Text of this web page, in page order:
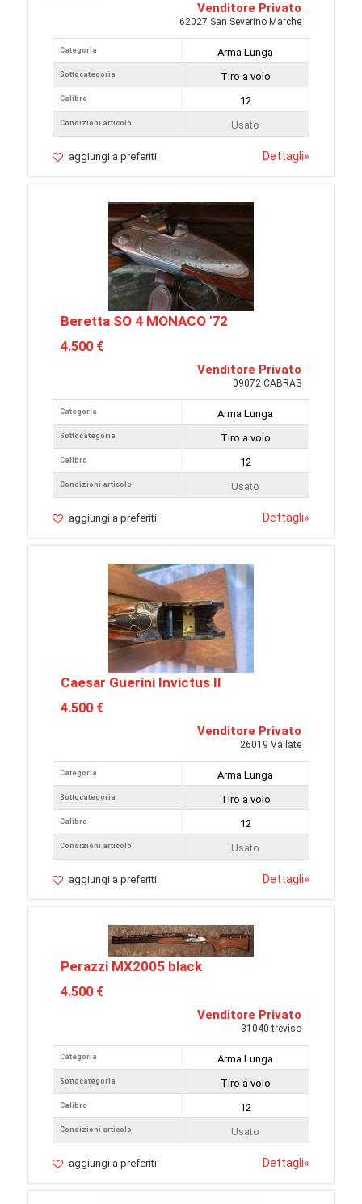
Venditore Privato
62027 San Severino Marche
Categoria
Sottocategoria
Calibro
Condizioni articolo
Arma Lunga
Tiro a volo
12
Usato
aggiungi a preferiti Dettagli»
Beretta SO 4 MONACO '72
4.500 €
Venditore Privato
09072 CABRAS
Categoria
Sottocategoria
Calibro
Condizioni articolo
Arma Lunga
Tiro a volo
12
Usato
aggiungi a preferiti Dettagli»
Caesar Guerini Invictus II
4.500 €
Venditore Privato
26019 Vailate
Categoria
Sottocategoria
Calibro
Condizioni articolo
Arma Lunga
Tiro a volo
12
Usato
aggiungi a preferiti Dettagli»
Perazzi MX2005 black
4.500 €
Venditore Privato
31040 treviso
Categoria
Sottocategoria
Calibro
Condizioni articolo
Arma Lunga
Tiro a volo
12
Usato
aggiungi a preferiti Dettagli»